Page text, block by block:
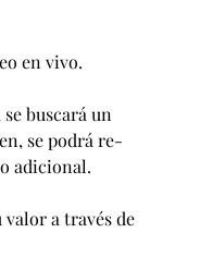
en vivo.
buscará un
se podrá re-
adicional.
valor a través de